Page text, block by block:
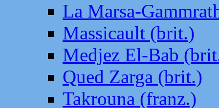
La Marsa-
Massicault (brit.)
Medjez El-Bab
Qued Zarga (brit.)
Takrouna (franz.)